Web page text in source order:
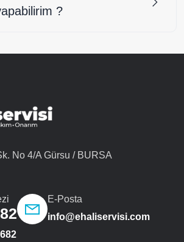
?
No 4/A Gürsu / BURSA
E-Posta
info@ehaliservisi.com